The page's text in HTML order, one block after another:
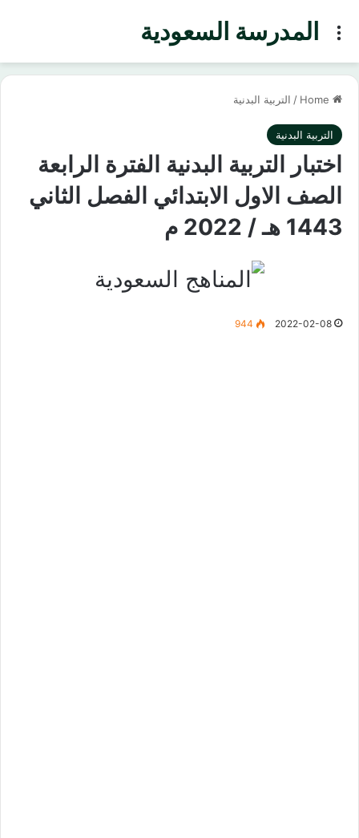
المدرسة السعوديةMenu
/ التربية البدنية
التربية البدنية
اختبار التربية البدنية الفترة الرابعة
الصف الاول الابتدائي الفصل الثاني
1443 هـ / 2022 م
2022-02-08
944